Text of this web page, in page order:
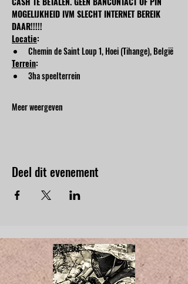
MOGELIJKHEID IVM SLECHT INTERNET BEREIK
DAAR!!!!!
Locatie:
Chemin de Saint Loup 1, Hoei (Tihange), België
Terrein:
3ha speelterrein
Meer weergeven
Deel dit evenement